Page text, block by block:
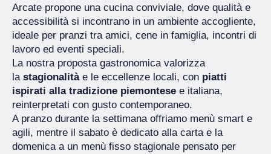
Arcate propone una cucina conviviale, dove qualità e
accessibilità si incontrano in un ambiente accogliente,
ideale per pranzi tra amici, cene in famiglia, incontri di
lavoro ed eventi speciali.
La nostra proposta gastronomica valorizza
la stagionalità e le eccellenze locali, con piatti
ispirati alla tradizione piemontese e italiana,
reinterpretati con gusto contemporaneo.
A pranzo durante la settimana offriamo menù smart e
agili, mentre il sabato è dedicato alla carta e la
domenica a un menù fisso stagionale pensato per